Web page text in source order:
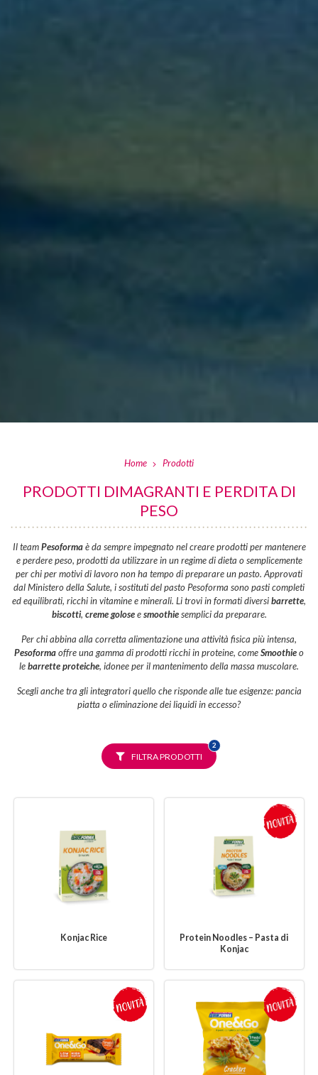
Home Prodotti
PRODOTTI DIMAGRANTI E PERDITA DI
PESO
Il teamPesoformaè da sempre impegnato nel creare prodotti per mantenere
e perdere peso, prodotti da utilizzare in un regime di dieta o semplicemente
per chi per motivi di lavoro non ha tempo di preparare un pasto. Approvati
dal Ministero della Salute, i sostituti del pasto Pesoforma sono pasti completi
ed equilibrati, ricchi in vitamine e minerali. Li trovi in formati diversibarrette,
biscotti, creme goloseesmoothiesemplici da preparare.
Per chi abbina alla corretta alimentazione una attività fisica più intensa,
Pesoformaoffre una gamma di prodotti ricchi in proteine, comeSmoothieo
lebarrette proteiche, idonee per il mantenimento della massa muscolare.
Scegli anche tra gli integratori quello che risponde alle tue esigenze: pancia
piatta o eliminazione dei liquidi in eccesso?
FILTRA PRODOTTI
2FILTRI
SELEZIONATI
Konjac Rice
Protein Noodles – Pasta di
Konjac